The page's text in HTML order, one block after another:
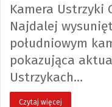
Kamera Ustrzyki
Najdalej
południowym
pokazująca
Ustrzykach…
Czytaj więcej